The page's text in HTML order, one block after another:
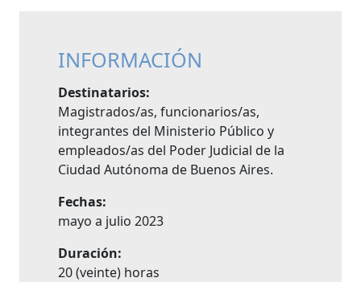
INFORMACIÓN
Destinatarios:
Magistrados/as, funcionarios/as,
integrantes del Ministerio Público y
empleados/as del Poder Judicial de la
Ciudad Autónoma de Buenos Aires.
Fechas:
mayo a julio 2023
Duración:
20 (veinte) horas